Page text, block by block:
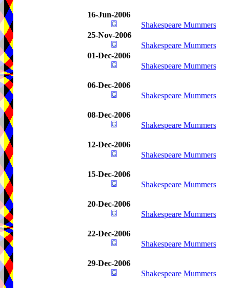
16-Jun-2006
Shakespeare Mummers
25-Nov-2006
Shakespeare Mummers
01-Dec-2006
Shakespeare Mummers
06-Dec-2006
Shakespeare Mummers
08-Dec-2006
Shakespeare Mummers
12-Dec-2006
Shakespeare Mummers
15-Dec-2006
Shakespeare Mummers
20-Dec-2006
Shakespeare Mummers
22-Dec-2006
Shakespeare Mummers
29-Dec-2006
Shakespeare Mummers